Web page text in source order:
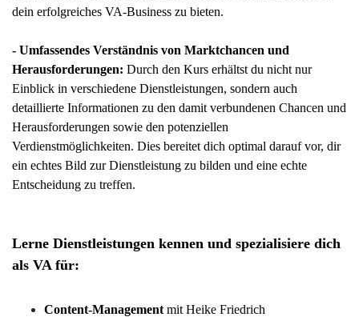
dein erfolgreiches VA-Business zu bieten.
- Umfassendes Verständnis von Marktchancen und
Herausforderungen: Durch den Kurs erhältst du nicht nur
Einblick in verschiedene Dienstleistungen, sondern auch
detaillierte Informationen zu den damit verbundenen Chancen und
Herausforderungen sowie den potenziellen
Verdienstmöglichkeiten. Dies bereitet dich optimal darauf vor, dir
ein echtes Bild zur Dienstleistung zu bilden und eine echte
Entscheidung zu treffen.
Lerne Dienstleistungen kennen und spezialisiere dich
als VA für:
Content-Management mit Heike Friedrich